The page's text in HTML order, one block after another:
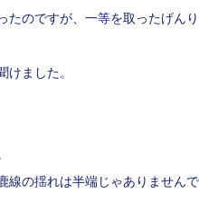
たのですが、一等を取ったげん
けました。
線の揺れは半端じゃありませんで